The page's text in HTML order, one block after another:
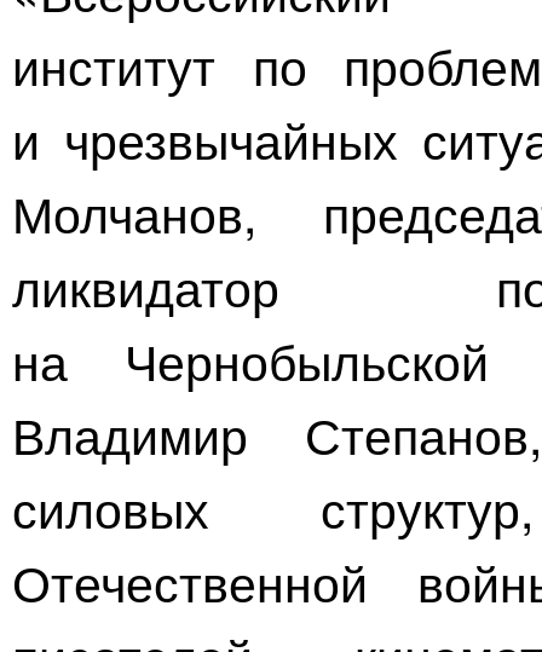
институт по
и чрезвычайных
Молчанов,
ликвидатор
на
Владимир
силовых
Отечественной